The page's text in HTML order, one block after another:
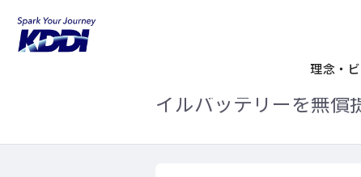
理念・
「富士山保全協力金
イルバッテリーを無償